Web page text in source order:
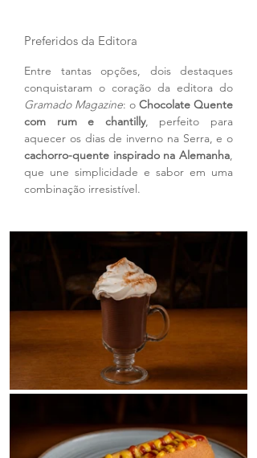
Preferidos da Editora
Entre tantas opções, dois destaques
Gramado Magazine: o Chocolate Quente
com rum e chantilly, perfeito para
cachorro-quente inspirado na Alemanha,
que une simplicidade e sabor em uma
combinação irresistível.